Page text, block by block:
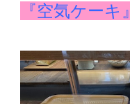
『空気ケーキ』